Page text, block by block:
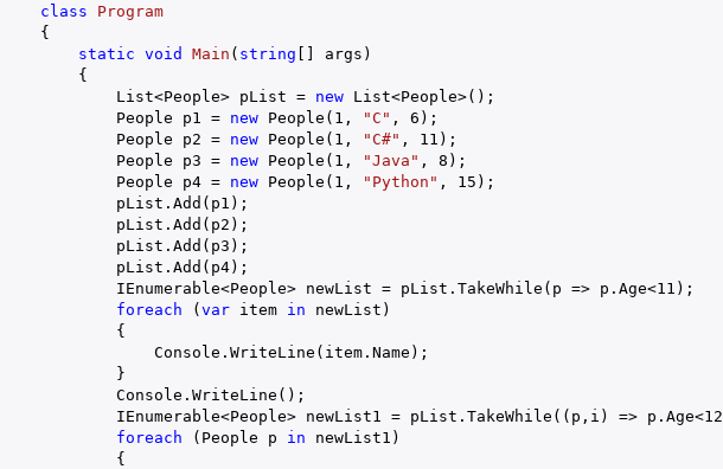
class
Program
    {
static void Main ( string [] args )
{
            List<People> pList =
new List<People>();
            People p1 =
new People( 1 , "C" , 6 );
            People p2 =
new People( 1 , "C#" , 11 );
            People p3 =
new People( 1 , "Java" , 8 );
            People p4 =
new People( 1 , "Python" , 15 );
            pList.Add(p1);
            pList.Add(p2);
            pList.Add(p3);
            pList.Add(p4);
            IEnumerable<People> newList = pList.TakeWhile(p => p.Age<
11 );
foreach (var item in newList)
            {
                Console.WriteLine(item.Name);
            }
            Console.WriteLine();
            IEnumerable<People> newList1 = pList.TakeWhile((p,i) => p.Age<
12
foreach (People p in newList1)
            {